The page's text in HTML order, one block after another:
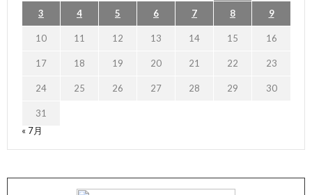
3 4 5 6 7 8 9
10 11 12 13 14 15 16
17 18 19 20 21 22 23
24 25 26 27 28 29 30
31
« 7月